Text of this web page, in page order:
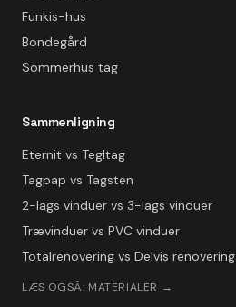
Funkis-hus
Bondegård
Sommerhus tag
Sammenligning
Eternit vs Tegltag
Tagpap vs Tagsten
2-lags vinduer vs 3-lags vinduer
Trævinduer vs PVC vinduer
Totalrenovering vs Delvis renovering
LÆS OGSÅ: MATERIALER →